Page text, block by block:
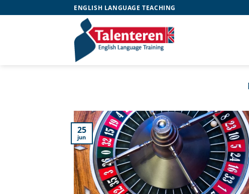
naar
ENGLISH LANGUAGE TEACHING
25
jun